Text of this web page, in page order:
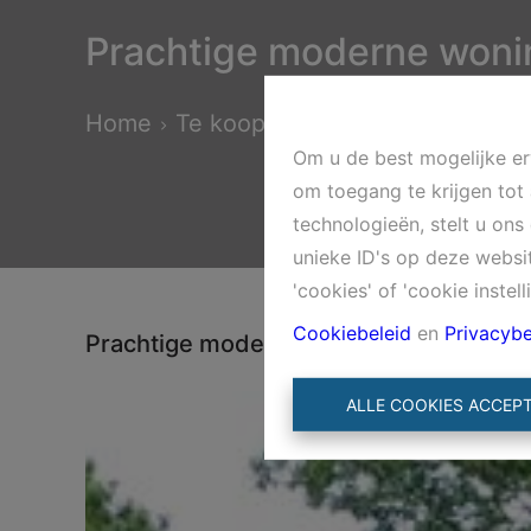
Om u de best mogelijke
om toegang te krijgen tot
technologieën, stelt u
unieke ID's op deze
'cookies' of 'cookie
Cookiebeleid en
ALLE COOKIES
Prachtige moderne
Home Te koop Prachtige moderne
Prachtige moderne woning die op U